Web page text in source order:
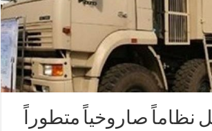
نظاماً صاروخياً متطوراً